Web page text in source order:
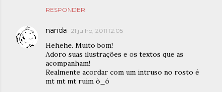
RESPONDER
nanda 21 julho, 2011 12:05
Hehehe. Muito bom!
Adoro suas ilustrações e os textos que as
acompanham!
Realmente acordar com um intruso no rosto é
mt mt mt ruim ò_ó